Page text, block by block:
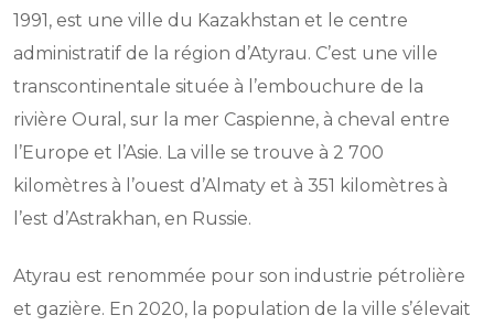
1991, est une ville du Kazakhstan et le centre
administratif de la région d’Atyrau. C’est une ville
transcontinentale située à l’embouchure de la
rivière Oural, sur la mer Caspienne, à cheval entre
l’Europe et l’Asie. La ville se trouve à 2 700
kilomètres à l’ouest d’Almaty et à 351 kilomètres à
l’est d’Astrakhan, en Russie.
Atyrau est renommée pour son industrie pétrolière
et gazière. En 2020, la population de la ville s’élevait